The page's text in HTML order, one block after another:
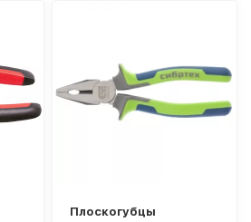
Плоскогубцы